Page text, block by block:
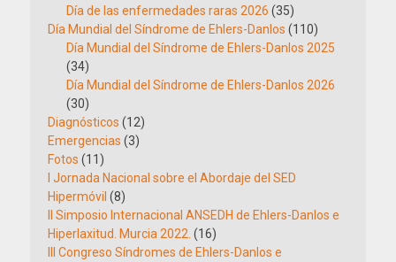
Día de las enfermedades raras 2026 (35)
Día Mundial del Síndrome de Ehlers-Danlos (110)
Día Mundial del Síndrome de Ehlers-Danlos 2025
(34)
Día Mundial del Síndrome de Ehlers-Danlos 2026
(30)
Diagnósticos (12)
Emergencias (3)
Fotos (11)
I Jornada Nacional sobre el Abordaje del SED
Hipermóvil (8)
II Simposio Internacional ANSEDH de Ehlers-Danlos e
Hiperlaxitud. Murcia 2022. (16)
III Congreso Síndromes de Ehlers-Danlos e